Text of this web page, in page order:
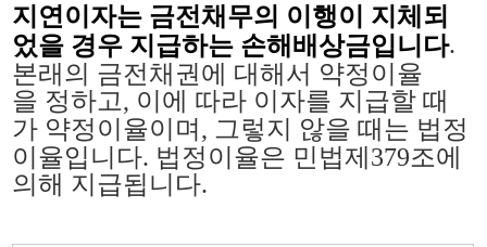
지연이자는 금전채무의 이행이 지체되
었을 경우 지급하는 손해배상금입니다.
본래의 금전채권에 대해서 약정이율
을 정하고, 이에 따라 이자를 지급할 때
가 약정이율이며, 그렇지 않을 때는 법정
이율입니다. 법정이율은 민법제379조에
의해 지급됩니다.